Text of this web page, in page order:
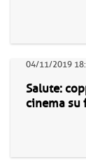
04/11/2019
Salute:
cinema